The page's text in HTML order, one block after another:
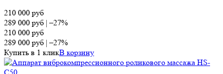
210 000 руб
289 000 руб |–27%
210 000 руб
289 000 руб |–27%
Купить в 1 кликВ корзину